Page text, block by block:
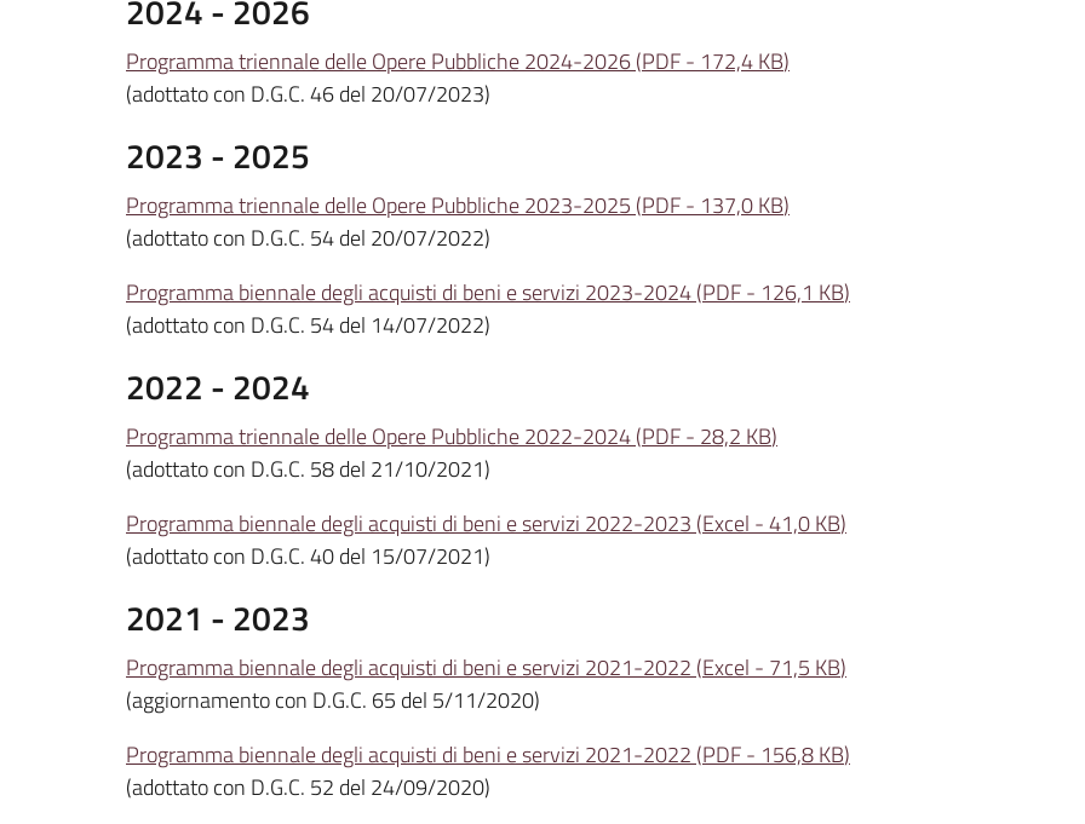
2024 - 2026
Programma triennale delle Opere Pubbliche 2024-2026(PDF- 172,4 KB)
(adottato con D.G.C. 46 del 20/07/2023)
2023 - 2025
Programma triennale delle Opere Pubbliche 2023-2025 (PDF- 137,0 KB)
(adottato con D.G.C. 54 del 20/07/2022)
Programma biennale degli acquisti di beni e servizi 2023-2024(PDF- 126,1 KB)
(adottato con D.G.C. 54 del 14/07/2022)
2022 - 2024
Programma triennale delle Opere Pubbliche 2022-2024(PDF- 28,2 KB)
(adottato con D.G.C. 58 del 21/10/2021)
Programma biennale degli acquisti di beni e servizi 2022-2023 (Excel -41,0 KB)
(adottato con D.G.C. 40 del 15/07/2021)
2021 - 2023
Programma biennale degli acquisti di beni e servizi 2021-2022 (Excel - 71,5 KB)
(aggiornamento con D.G.C. 65 del 5/11/2020)
Programma biennale degli acquisti di beni e servizi 2021-2022 (PDF- 156,8 KB)
(adottato con D.G.C. 52 del 24/09/2020)